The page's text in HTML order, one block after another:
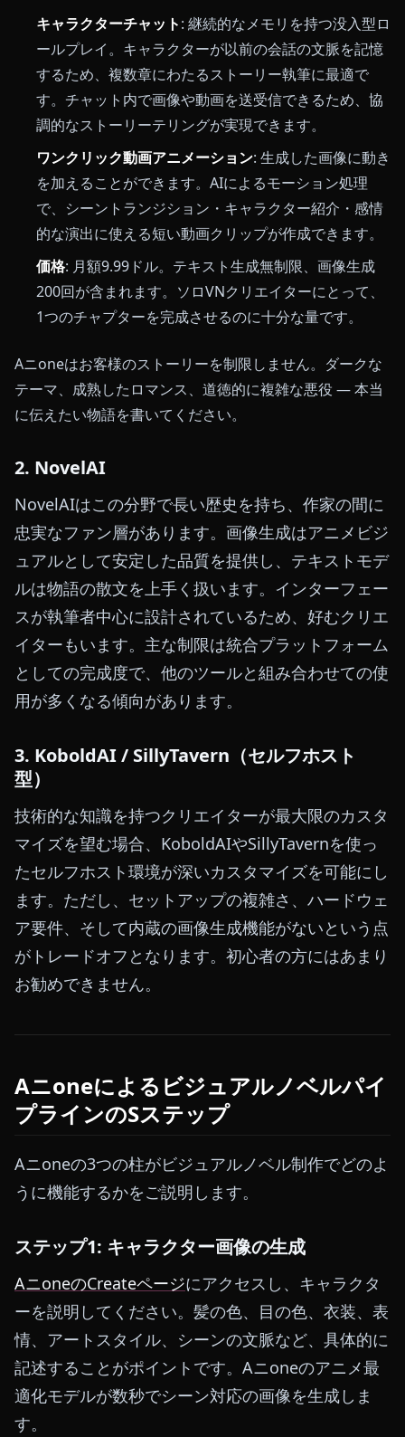
キャラクターチャット: 継続的なメモリを持つ没入型ロ
ールプレイ。キャラクターが以前の会話の文脈を記憶
するため、複数章にわたるストーリー執筆に最適で
す。チャット内で画像や動画を送受信できるため、協
調的なストーリーテリングが実現できます。
ワンクリック動画アニメーション: 生成した画像に動き
を加えることができます。AIによるモーション処理
で、シーントランジション・キャラクター紹介・感情
的な演出に使える短い動画クリップが作成できます。
価格: 月額9.99ドル。テキスト生成無制限、画像生成
200回が含まれます。ソロVNクリエイターにとって、
1つのチャプターを完成させるのに十分な量です。
Aニoneはお客様のストーリーを制限しません。ダークな
テーマ、成熟したロマンス、道徳的に複雑な悪役 — 本当
に伝えたい物語を書いてください。
2. NovelAI
NovelAIはこの分野で長い歴史を持ち、作家の間に
忠実なファン層があります。画像生成はアニメビジ
ュアルとして安定した品質を提供し、テキストモデ
ルは物語の散文を上手く扱います。インターフェー
スが執筆者中心に設計されているため、好むクリエ
イターもいます。主な制限は統合プラットフォーム
としての完成度で、他のツールと組み合わせての使
用が多くなる傾向があります。
3. KoboldAI / SillyTavern（セルフホスト
型）
技術的な知識を持つクリエイターが最大限のカスタ
マイズを望む場合、KoboldAIやSillyTavernを使っ
たセルフホスト環境が深いカスタマイズを可能にし
ます。ただし、セットアップの複雑さ、ハードウェ
ア要件、そして内蔵の画像生成機能がないという点
がトレードオフとなります。初心者の方にはあまり
お勧めできません。
Aニoneによるビジュアルノベルパイ
プラインのSステップ
Aニoneの3つの柱がビジュアルノベル制作でどのよ
うに機能するかをご説明します。
ステップ1: キャラクター画像の生成
AニoneのCreateページにアクセスし、キャラクタ
ーを説明してください。髪の色、目の色、衣装、表
情、アートスタイル、シーンの文脈など、具体的に
記述することがポイントです。Aニoneのアニメ最
適化モデルが数秒でシーン対応の画像を生成しま
す。